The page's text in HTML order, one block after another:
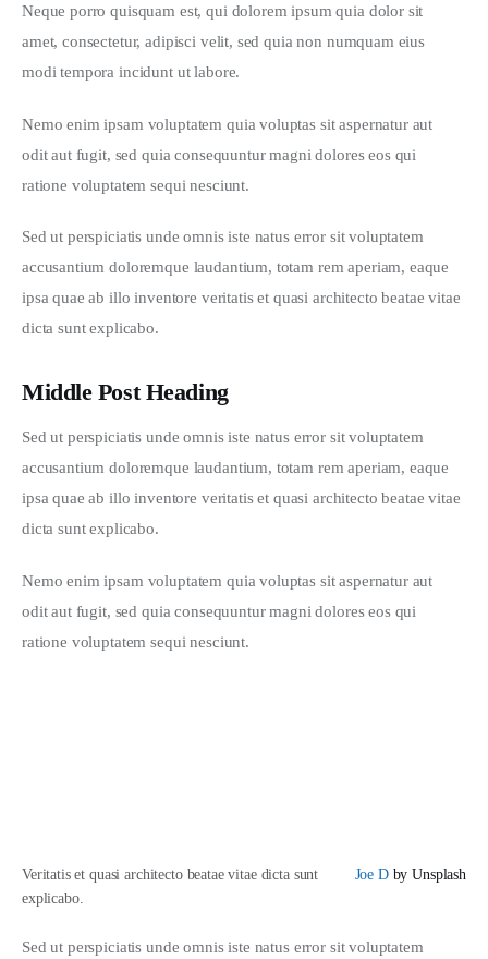
Neque porro quisquam est, qui dolorem ipsum quia dolor sit
amet, consectetur, adipisci velit, sed quia non numquam eius
modi tempora incidunt ut labore.
Nemo enim ipsam voluptatem quia voluptas sit aspernatur aut
odit aut fugit, sed quia consequuntur magni dolores eos qui
ratione voluptatem sequi nesciunt.
Sed ut perspiciatis unde omnis iste natus error sit voluptatem
accusantium doloremque laudantium, totam rem aperiam, eaque
ipsa quae ab illo inventore veritatis et quasi architecto beatae vitae
dicta sunt explicabo.
Middle Post Heading
Sed ut perspiciatis unde omnis iste natus error sit voluptatem
accusantium doloremque laudantium, totam rem aperiam, eaque
ipsa quae ab illo inventore veritatis et quasi architecto beatae vitae
dicta sunt explicabo.
Nemo enim ipsam voluptatem quia voluptas sit aspernatur aut
odit aut fugit, sed quia consequuntur magni dolores eos qui
ratione voluptatem sequi nesciunt.
Joe Dby Unsplash
Veritatis et quasi architecto beatae vitae dicta sunt
explicabo.
Sed ut perspiciatis unde omnis iste natus error sit voluptatem